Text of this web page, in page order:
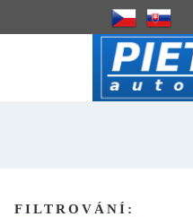
FILTROVÁNÍ: